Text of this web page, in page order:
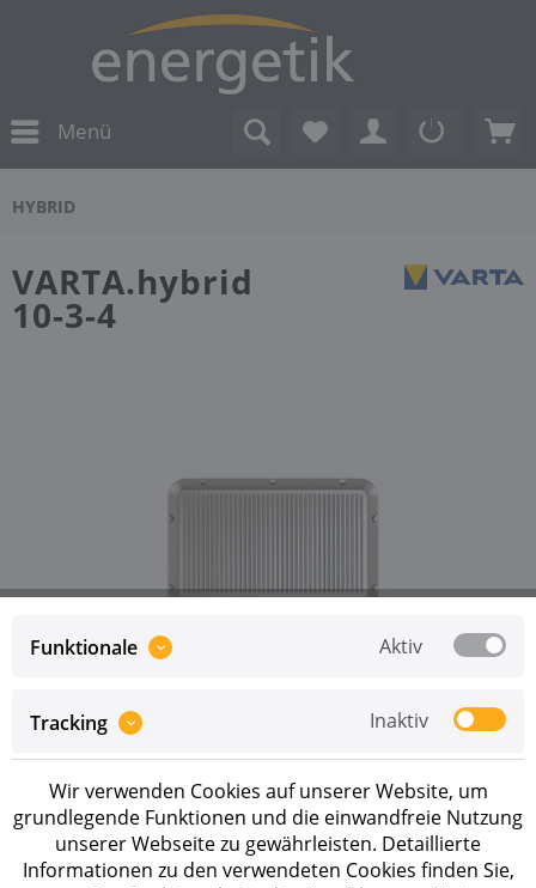
Menü
HYBRID
VARTA.hybrid
10-3-4
Preise sind erst nach erfolgreicher Registrierung
als
Geschäftskunde sichtbar.
Merken
Artikel-Nr.: 273473
Funktionale Aktiv
Tracking Inaktiv
Wir verwenden Cookies auf unserer Website, um
grundlegende Funktionen und die einwandfreie Nutzung
unserer Webseite zu gewährleisten. Detaillierte
Informationen zu den verwendeten Cookies finden Sie,